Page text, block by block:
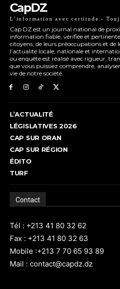
CapDZ
L’information avec certitude -
Cap DZ est un journal national de
information fiable, vérifiée et
citoyens, de leurs préoccupations et
l’actualité locale, nationale et
ou enquête est réalisé avec rigueur,
que vous puissiez comprendre,
vie de notre société.
L’ACTUALITÉ
LÉGISLATIVES 2026
CAP SUR ORAN
CAP SUR RÉGION
ÉDITO
TURF
Contact
Tél : +213 41 80 32 62
Fax : +213 41 80 32 63
Mobile :+213 7 70 65 93 89
Mail : contact@capdz.dz